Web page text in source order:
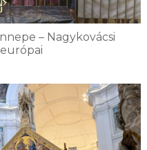
– Nagykovácsi